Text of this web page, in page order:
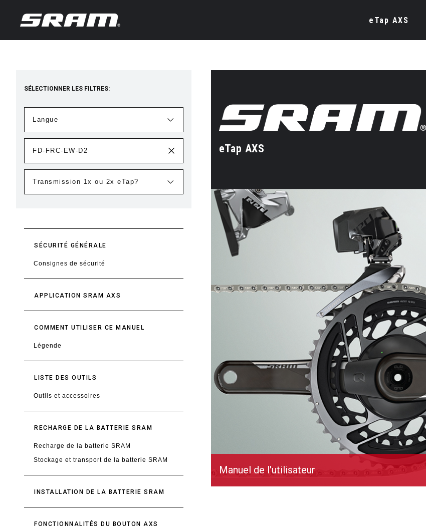
eTap AXS
SÉLECTIONNER LES FILTRES:
SÉCURITÉ GÉNÉRALE
Consignes de sécurité
APPLICATION SRAM AXS
COMMENT UTILISER CE MANUEL
Légende
LISTE DES OUTILS
Outils et accessoires
RECHARGE DE LA BATTERIE SRAM
Recharge de la batterie SRAM
Stockage et transport de la batterie SRAM
INSTALLATION DE LA BATTERIE SRAM
FONCTIONNALITÉS DU BOUTON AXS
eTap AXS
Manuel de l'utilisateur